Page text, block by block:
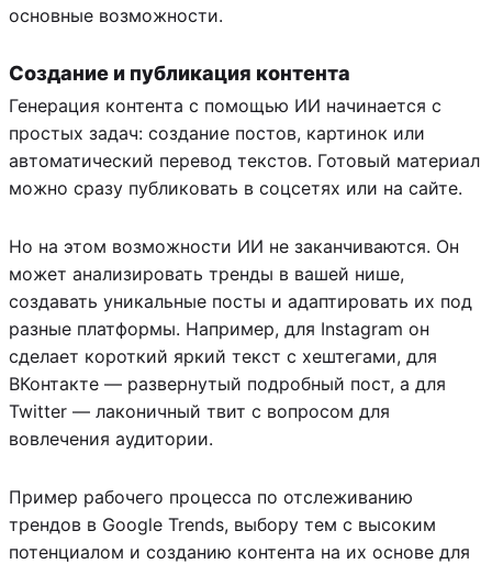
основные возможности.
Создание и публикация контента
Генерация контента с помощью ИИ начинается с
простых задач: создание постов, картинок или
автоматический перевод текстов. Готовый материал
можно сразу публиковать в соцсетях или на сайте.
Но на этом возможности ИИ не заканчиваются. Он
может анализировать тренды в вашей нише,
создавать уникальные посты и адаптировать их под
разные платформы. Например, для Instagram он
сделает короткий яркий текст с хештегами, для
ВКонтакте — развернутый подробный пост, а для
Twitter — лаконичный твит с вопросом для
вовлечения аудитории.
Пример рабочего процесса по отслеживанию
трендов в Google Trends, выбору тем с высоким
потенциалом и созданию контента на их основе для